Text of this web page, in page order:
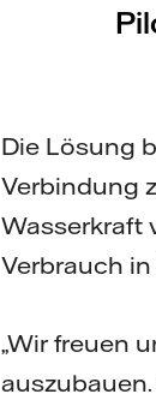
Die Lösung
Verbindung
Wasserkraft
Verbrauch
„Wir freuen